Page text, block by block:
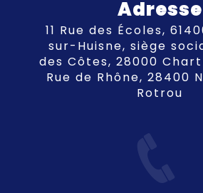
Adresse
11 Rue des Écoles, 61400 Mauves-
sur-Huisne, siège
des Côtes, 28000
Rue de Rhône, 28400
Rotrou